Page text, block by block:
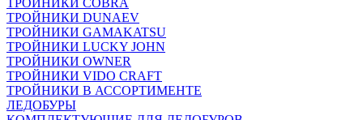
ТРОЙНИКИ COBRA
ТРОЙНИКИ DUNAEV
ТРОЙНИКИ GAMAKATSU
ТРОЙНИКИ LUCKY JOHN
ТРОЙНИКИ OWNER
ТРОЙНИКИ VIDO CRAFT
ТРОЙНИКИ В АССОРТИМЕНТЕ
ЛЕДОБУРЫ